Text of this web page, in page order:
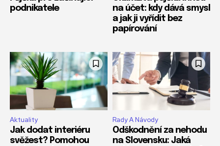
podnikatele
na účet: kdy dává smysl
a jak ji vyřídit bez
papírování
Aktuality
Jak dodat interiéru
svěžest? Pomohou
Rady A Návody
Odškodnění za nehodu
na Slovensku: Jaká